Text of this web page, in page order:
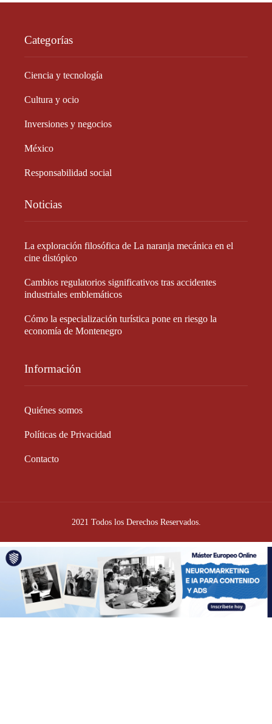
Categorías
Ciencia y tecnología
Cultura y ocio
Inversiones y negocios
México
Responsabilidad social
Noticias
La exploración filosófica de La naranja mecánica en el
cine distópico
Cambios regulatorios significativos tras accidentes
industriales emblemáticos
Cómo la especialización turística pone en riesgo la
economía de Montenegro
Información
Quiénes somos
Políticas de Privacidad
Contacto
2021 Todos los Derechos Reservados.